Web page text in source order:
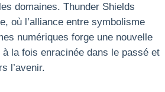
domaines. Thunder Shields
où l’alliance entre symbolisme
numériques forge une nouvelle
la fois enracinée dans le passé et
l’avenir.